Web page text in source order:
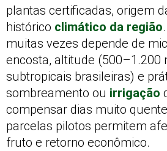
plantas certificadas, origem
histórico climático da região
muitas vezes depende de
encosta, altitude (500–1.200
subtropicais brasileiras) e
sombreamento ou irrigação
compensar dias muito
parcelas pilotos permitem
fruto e retorno econômico.